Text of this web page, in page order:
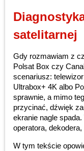
satelitarnej
Gdy rozmawiam z
Polsat Box czy
scenariusz:
Ultrabox+ 4K albo
sprawnie, a mimo
przycinać, dźwięk
ekranie nagle
operatora,
W tym tekście